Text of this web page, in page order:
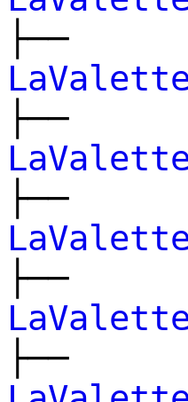
├──
├──
├──
├──
├──